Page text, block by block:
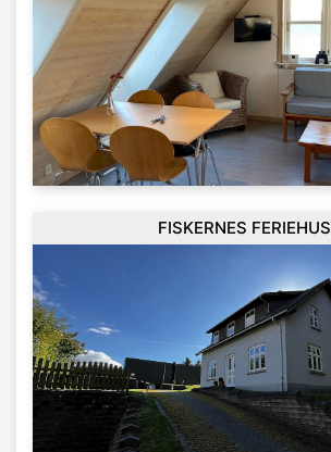
FISKERNES FERIEHUS